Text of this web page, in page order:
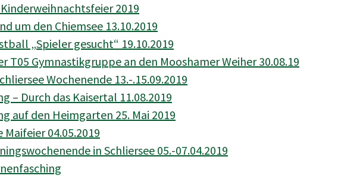
2019
um den Chiemsee 13.10.2019
„Spieler gesucht“ 19.10.2019
T05 Gymnastikgruppe an den Mooshamer Weiher 30.08.19
Wochenende 13.-.15.09.2019
– Durch das Kaisertal 11.08.2019
auf den Heimgarten 25. Mai 2019
Maifeier 04.05.2019
in Schliersee 05.-07.04.2019